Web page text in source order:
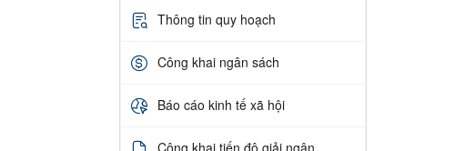
Thông tin quy hoạch
Công khai ngân sách
Báo cáo kinh tế xã hội